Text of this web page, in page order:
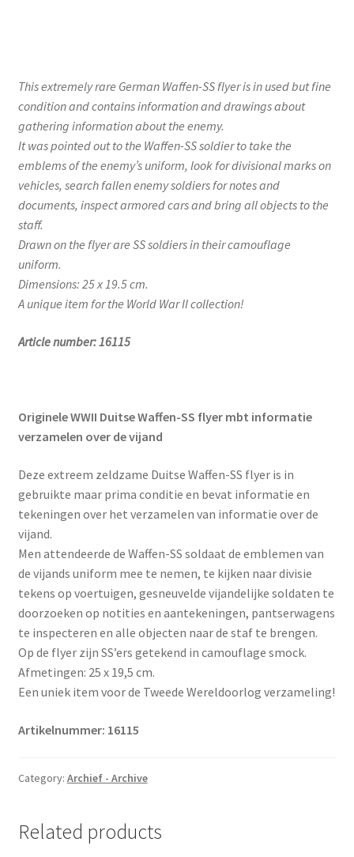
This extremely rare German Waffen-SS flyer is in used but fine
condition and contains information and drawings about
gathering information about the enemy.
It was pointed out to the Waffen-SS soldier to take the
emblems of the enemy’s uniform, look for divisional marks on
vehicles, search fallen enemy soldiers for notes and
documents, inspect armored cars and bring all objects to the
staff.
Drawn on the flyer are SS soldiers in their camouflage
uniform.
Dimensions: 25 x 19.5 cm.
A unique item for the World War II collection!
Article number: 16115
Originele WWII Duitse Waffen-SS flyer mbt informatie
verzamelen over de vijand
Deze extreem zeldzame Duitse Waffen-SS flyer is in
gebruikte maar prima conditie en bevat informatie en
tekeningen over het verzamelen van informatie over de
vijand.
Men attendeerde de Waffen-SS soldaat de emblemen van
de vijands uniform mee te nemen, te kijken naar divisie
tekens op voertuigen, gesneuvelde vijandelijke soldaten te
doorzoeken op notities en aantekeningen, pantserwagens
te inspecteren en alle objecten naar de staf te brengen.
Op de flyer zijn SS’ers getekend in camouflage smock.
Afmetingen: 25 x 19,5 cm.
Een uniek item voor de Tweede Wereldoorlog verzameling!
Artikelnummer: 16115
Category: Archief - Archive
Related products